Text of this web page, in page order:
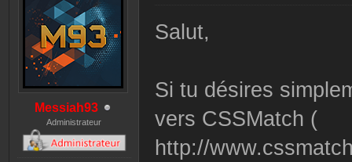
Messiah93
Administrateur
Salut,
Si tu désires
vers CSSMatch (
http://